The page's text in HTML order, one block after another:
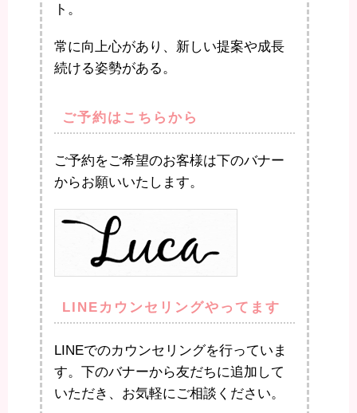
ト。
常に向上心があり、新しい提案や成長
続ける姿勢がある。
ご予約はこちらから
ご予約をご希望のお客様は下のバナー
からお願いいたします。
LINEカウンセリングやってます
LINEでのカウンセリングを行っていま
す。下のバナーから友だちに追加して
いただき、お気軽にご相談ください。